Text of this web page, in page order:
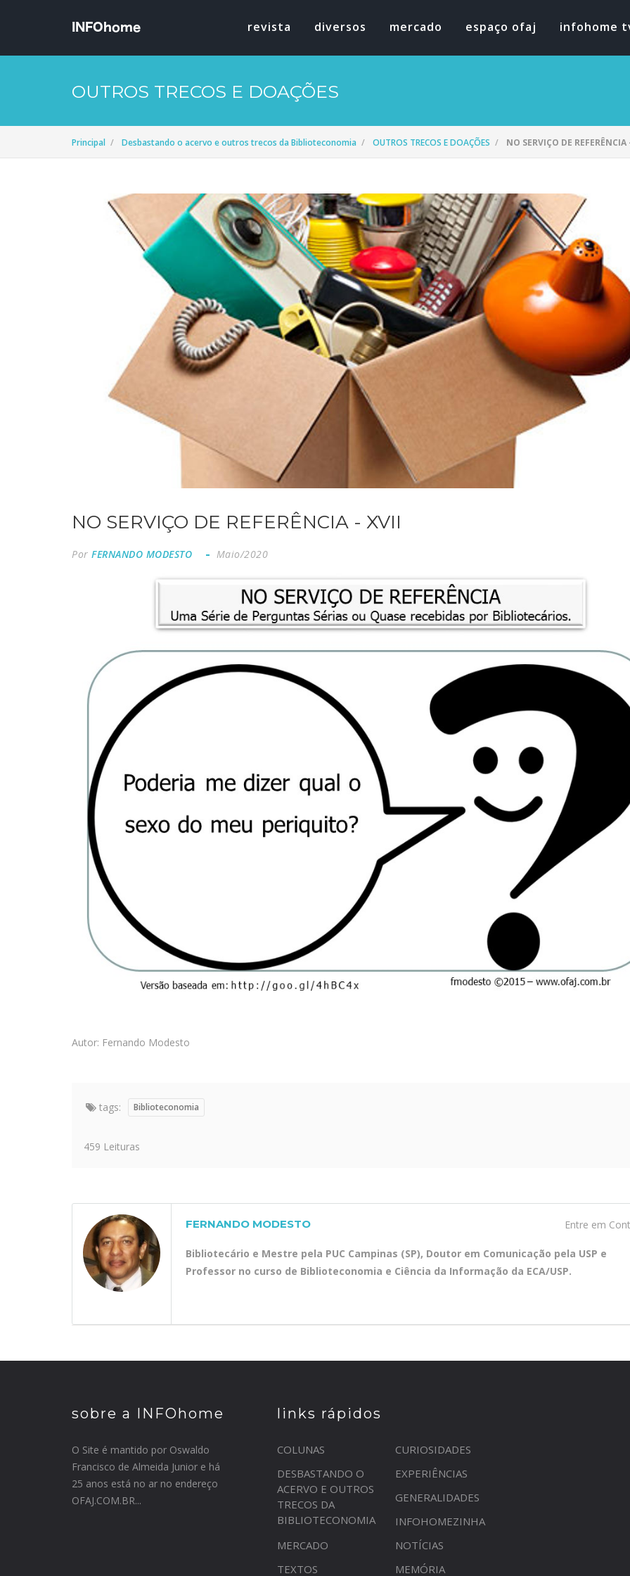
revista diversos mercado espaço ofaj infohome
OUTROS TRECOS E DOAÇÕES
Principal Desbastando o acervo e outros trecos da Biblioteconomia OUTROS TRECOS E DOAÇÕES NO SERVIÇO DE
NO SERVIÇO DE REFERÊNCIA - XVII
Por FERNANDO MODESTO Maio/2020
Autor: Fernando Modesto
tags: Biblioteconomia
459 Leituras
Entre em
FERNANDO MODESTO
Bibliotecário e Mestre pela PUC Campinas (SP), Doutor em Comunicação pela USP e
Professor no curso de Biblioteconomia e Ciência da Informação da ECA/USP.
sobre a INFOhome
O Site é mantido por Oswaldo
Francisco de Almeida Junior e há
25 anos está no ar no endereço
OFAJ.COM.BR...
links rápidos
COLUNAS
CURIOSIDADES
DESBASTANDO O
ACERVO E OUTROS
TRECOS DA
BIBLIOTECONOMIA
EXPERIÊNCIAS
GENERALIDADES
INFOHOMEZINHA
MERCADO
NOTÍCIAS
TEXTOS
MEMÓRIA